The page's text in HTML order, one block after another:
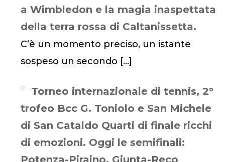
a Wimbledon e la magia inaspettata
della terra rossa di Caltanissetta.
C’è un momento preciso, un istante
sospeso un secondo […]
Torneo internazionale di tennis, 2°
trofeo Bcc G. Toniolo e San Michele
di San Cataldo Quarti di finale ricchi
di emozioni. Oggi le semifinali:
Potenza-Piraino, Giunta-Reco